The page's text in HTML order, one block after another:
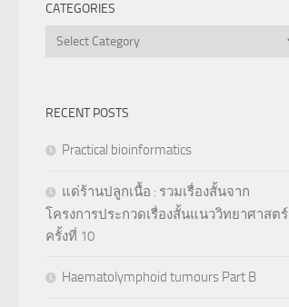
CATEGORIES
Categories
RECENT POSTS
Practical bioinformatics
แด่ร้านปลูกเนื้อ : รวมเรื่องสั้นจาก
โครงการประกวดเรื่องสั้นแนววิทยาศาสตร์
ครั้งที่ 10
Haematolymphoid tumours Part B